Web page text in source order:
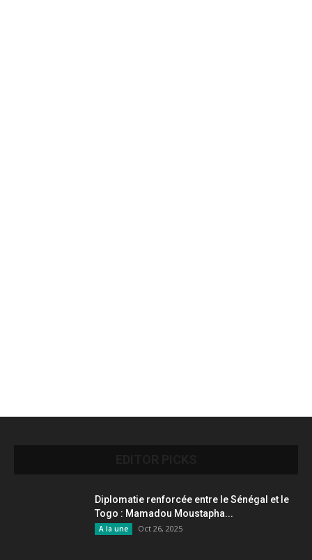
Diplomatie renforcée entre le Sénégal et le
Togo : Mamadou Moustapha...
A la une Oct 26, 2025